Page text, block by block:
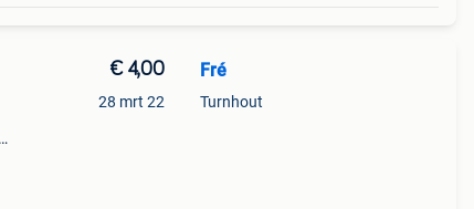
€ 4,00
28 mrt 22
Fré
Turnhout